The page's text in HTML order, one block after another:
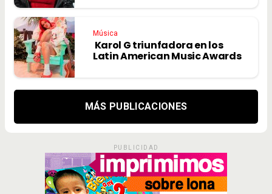
Música
Karol G triunfadora en los
Latin American Music Awards
MÁS PUBLICACIONES
PUBLICIDAD